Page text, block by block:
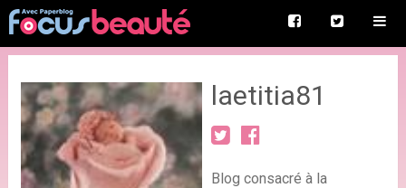
laetitia81
Blog consacré à la